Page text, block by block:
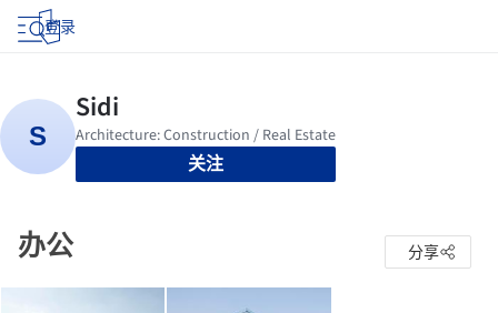
登录
关注
办公 分享